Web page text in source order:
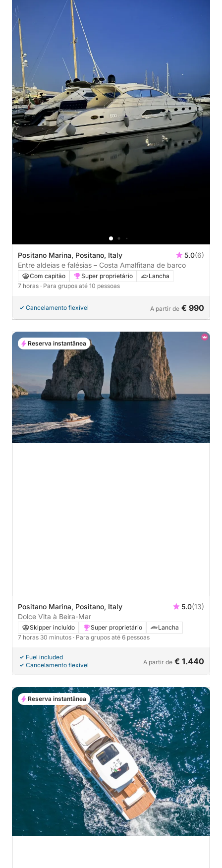
Positano Marina, Positano, Italy 5.0(6)
Entre aldeias e falésias – Costa Amalfitana de barco
Com capitão Super proprietário
Lancha
7 horas · Para grupos até 10 pessoas
Cancelamento flexível A partir de € 990
Positano Marina, Positano, Italy 5.0(13)
Dolce Vita à Beira-Mar
Skipper incluído Super proprietário
Lancha
7 horas 30 minutos · Para grupos até 6 pessoas
Fuel included
Cancelamento flexível
A partir de € 1.440
Reserva instantânea
Reserva instantânea